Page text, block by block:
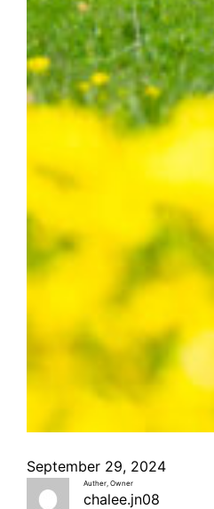
September 29, 2024
Auther, Owner
chalee.jn08